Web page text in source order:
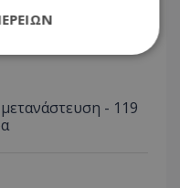
- 119
επιτρέπουν